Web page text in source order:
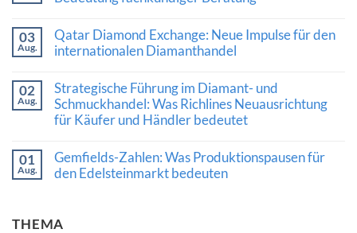
Saphir
Rekordpreis:
Was
Auktionsergebnisse
Wert
hochwertiger
Edelsteine
verraten
zu
Diamantmarkt
2024:
Risiken
und
die
Bedeutung
fachkundiger
03
Aug.
Qatar Diamond Exchange: Neue Impulse für den
internationalen Diamanthandel
zu
Qatar
Diamond
Exchange:
für
den
internationalen
02
Aug.
Strategische Führung im Diamant- und
Schmuckhandel: Was Richlines Neuausrichtung
für Käufer und Händler bedeutet
zu
Strategische
Führung
Schmuckhandel:
01
Aug.
Gemfields-Zahlen: Was Produktionspausen für
den Edelsteinmarkt bedeuten
Gemfields-
THEMA